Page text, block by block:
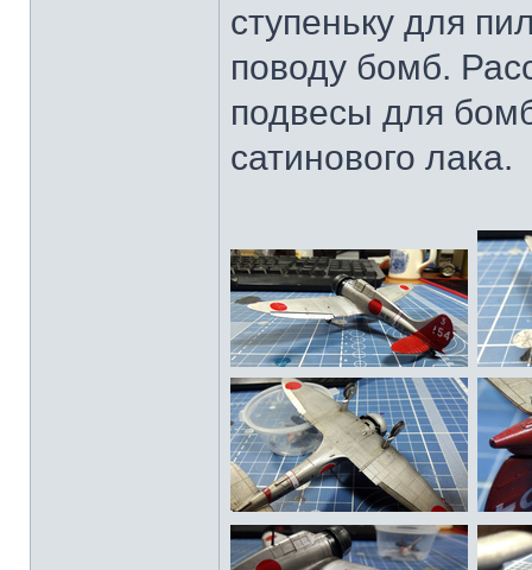
ступеньку для
поводу бомб.
подвесы для
сатинового лака.